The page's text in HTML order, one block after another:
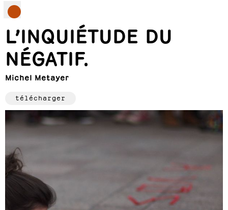
L’INQUIÉTUDE DU
NÉGATIF.
Michel Metayer
télécharger